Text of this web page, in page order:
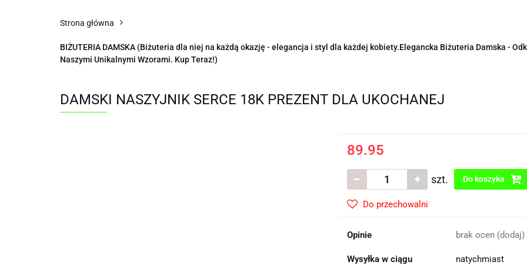
Strona główna
BIŻUTERIA DAMSKA (Biżuteria dla niej na każdą okazję - elegancja i styl dla każdej kobiety.Elegancka Biżuteria Damska -
Naszymi Unikalnymi Wzorami. Kup Teraz!)
DAMSKI NASZYJNIK SERCE 18K PREZENT DLA UKOCHANEJ
89.95
szt. Do koszyka
Do przechowalni
Opinie brak ocen (dodaj)
Wysyłka w ciągu natychmiast